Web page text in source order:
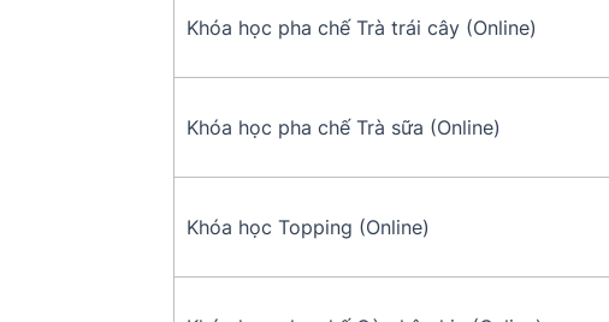
Khóa học pha chế Trà trái cây (Online)
Khóa học pha chế Trà sữa (Online)
Khóa học Topping (Online)